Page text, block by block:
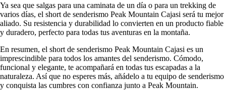
Ya sea que salgas para una caminata de un día o para un trekking de
varios días, el short de senderismo Peak Mountain Cajasi será tu mejor
aliado. Su resistencia y durabilidad lo convierten en un producto fiable
y duradero, perfecto para todas tus aventuras en la montaña.
En resumen, el short de senderismo Peak Mountain Cajasi es un
imprescindible para todos los amantes del senderismo. Cómodo,
funcional y elegante, te acompañará en todas tus escapadas a la
naturaleza. Así que no esperes más, añádelo a tu equipo de senderismo
y conquista las cumbres con confianza junto a Peak Mountain.